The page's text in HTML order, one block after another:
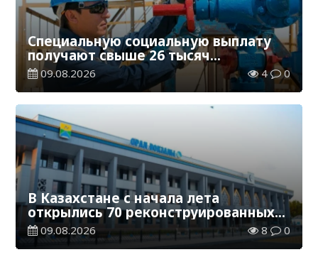
Специальную социальную выплату
получают свыше 26 тысяч
работников, занятых во вредных
условиях труда
09.08.2026 4 0
В Казахстане с начала лета
открылись 70 реконструированных
железнодорожных вокзалов
09.08.2026 8 0